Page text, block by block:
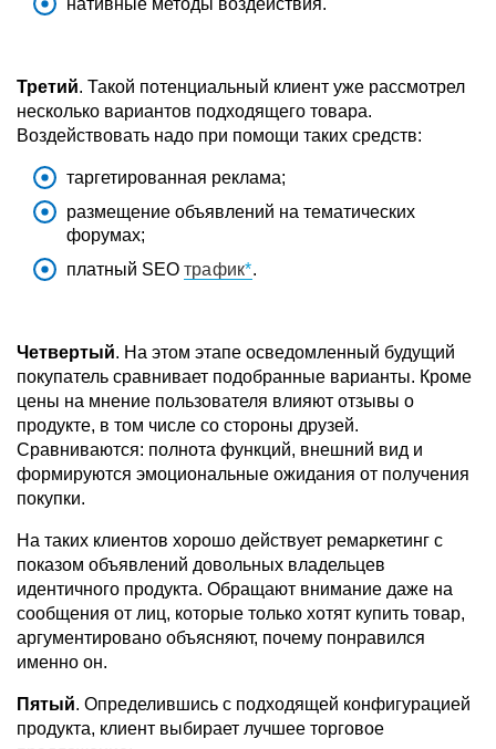
Третий. Такой потенциальный клиент уже рассмотрел
несколько вариантов подходящего товара.
Воздействовать надо при помощи таких средств:
таргетированная реклама;
размещение объявлений на тематических
форумах;
платный SEO трафик .
Четвертый. На этом этапе осведомленный будущий
покупатель сравнивает подобранные варианты. Кроме
цены на мнение пользователя влияют отзывы о
продукте, в том числе со стороны друзей.
Сравниваются: полнота функций, внешний вид и
формируются эмоциональные ожидания от получения
покупки.
На таких клиентов хорошо действует ремаркетинг с
показом объявлений довольных владельцев
идентичного продукта. Обращают внимание даже на
сообщения от лиц, которые только хотят купить товар,
аргументировано объясняют, почему понравился
именно он.
Пятый. Определившись с подходящей конфигурацией
продукта, клиент выбирает лучшее торговое